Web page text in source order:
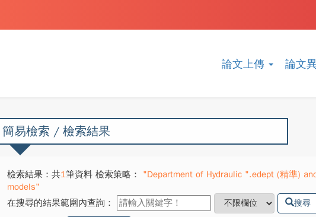
論文上傳 論文
簡易檢索 / 檢索結果
檢索結果：共1筆資料 檢索策略：
"Department of Hydraulic ".edept (精準)
models"
在搜尋的結果範圍內查詢：
搜尋